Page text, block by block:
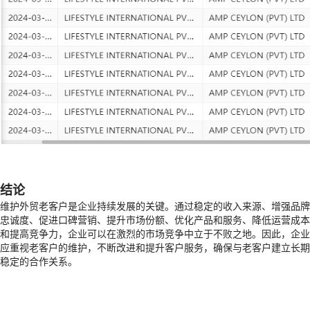
结论
维护外贸老客户是企业持续发展的关键。通过稳定的收入来源、增强品牌
忠诚度、促进口碑营销、提升市场份额、优化产品和服务、降低运营成本
和提高竞争力，企业可以在激烈的市场竞争中立于不败之地。因此，企业
应重视老客户的维护，不断改进和提升客户服务，确保与老客户建立长期
稳定的合作关系。